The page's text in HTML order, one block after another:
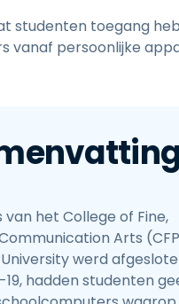
studenten toegang
vanaf persoonlijke
het College of Fine,
Arts
werd
hadden studenten